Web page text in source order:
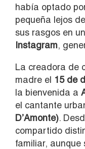
había optado
pequeña lejos
sus rasgos en
Instagram,
La creadora de
madre el 15 de
la bienvenida a
el cantante
D’Amonte).
compartido
familiar, aunque